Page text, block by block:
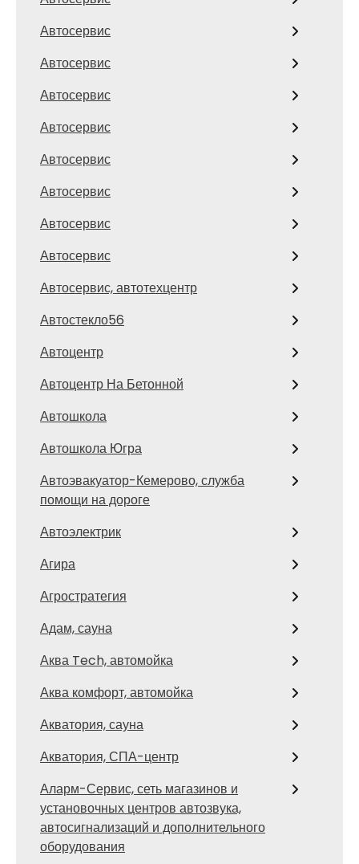
Автосервис
Автосервис
Автосервис
Автосервис
Автосервис
Автосервис
Автосервис
Автосервис
Автосервис, автотехцентр
Автостекло56
Автоцентр
Автоцентр На Бетонной
Автошкола
Автошкола Югра
Автоэвакуатор-Кемерово, служба
помощи на дороге
Автоэлектрик
Агира
Агростратегия
Адам, сауна
Аква Tech, автомойка
Аква комфорт, автомойка
Акватория, сауна
Акватория, СПА-центр
Аларм-Сервис, сеть магазинов и
установочных центров автозвука,
автосигнализаций и дополнительного
оборудования